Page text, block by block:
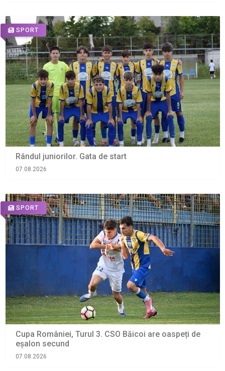
SPORT
Rândul juniorilor. Gata de start
07.08.2026
SPORT
Cupa României, Turul 3. CSO Băicoi are oaspeți de
eșalon secund
07.08.2026